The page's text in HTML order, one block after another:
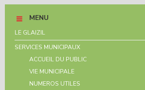
MENU
LE GLAIZIL
SERVICES MUNICIPAUX
ACCUEIL DU PUBLIC
VIE MUNICIPALE
NUMEROS UTILES